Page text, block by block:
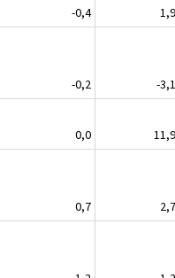
-0,4
1,9
-0,2
-3,1
0,0
11,9
0,7
2,7